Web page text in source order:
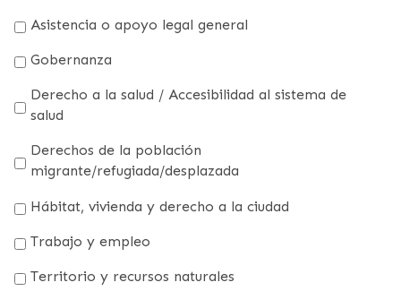
Asistencia o apoyo legal general
Gobernanza
Derecho a la salud / Accesibilidad al sistema de
salud
Derechos de la población
migrante/refugiada/desplazada
Hábitat, vivienda y derecho a la ciudad
Trabajo y empleo
Territorio y recursos naturales